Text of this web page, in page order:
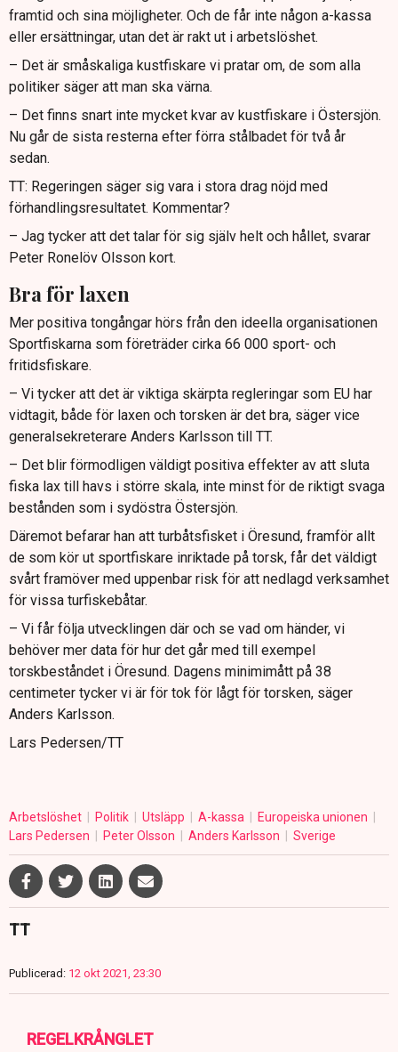
framtid och sina möjligheter. Och de får inte någon a-kassa
eller ersättningar, utan det är rakt ut i arbetslöshet.
– Det är småskaliga kustfiskare vi pratar om, de som alla
politiker säger att man ska värna.
– Det finns snart inte mycket kvar av kustfiskare i Östersjön.
Nu går de sista resterna efter förra stålbadet för två år
sedan.
TT: Regeringen säger sig vara i stora drag nöjd med
förhandlingsresultatet. Kommentar?
– Jag tycker att det talar för sig själv helt och hållet, svarar
Peter Ronelöv Olsson kort.
Bra för laxen
Mer positiva tongångar hörs från den ideella organisationen
Sportfiskarna som företräder cirka 66 000 sport- och
fritidsfiskare.
– Vi tycker att det är viktiga skärpta regleringar som EU har
vidtagit, både för laxen och torsken är det bra, säger vice
generalsekreterare Anders Karlsson till TT.
– Det blir förmodligen väldigt positiva effekter av att sluta
fiska lax till havs i större skala, inte minst för de riktigt svaga
bestånden som i sydöstra Östersjön.
Däremot befarar han att turbåtsfisket i Öresund, framför allt
de som kör ut sportfiskare inriktade på torsk, får det väldigt
svårt framöver med uppenbar risk för att nedlagd verksamhet
för vissa turfiskebåtar.
– Vi får följa utvecklingen där och se vad om händer, vi
behöver mer data för hur det går med till exempel
torskbeståndet i Öresund. Dagens minimimått på 38
centimeter tycker vi är för tok för lågt för torsken, säger
Anders Karlsson.
Lars Pedersen/TT
Arbetslöshet Politik Utsläpp A-kassa
Europeiska unionen
Lars Pedersen
Peter Olsson Anders Karlsson Sverige
TT
Publicerad: 12 okt 2021, 23:30
REGELKRÅNGLET